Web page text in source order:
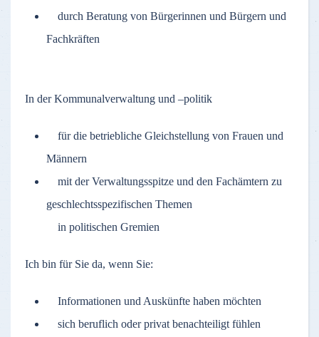
durch Beratung von Bürgerinnen und Bürgern und
Fachkräften
In der Kommunalverwaltung und –politik
für die betriebliche Gleichstellung von Frauen und
Männern
mit der Verwaltungsspitze und den Fachämtern zu
geschlechtsspezifischen Themen
in politischen Gremien
Ich bin für Sie da, wenn Sie:
Informationen und Auskünfte haben möchten
sich beruflich oder privat benachteiligt fühlen